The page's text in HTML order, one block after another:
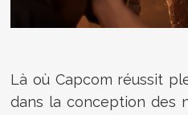
Là où Capcom réussit
dans la conception des